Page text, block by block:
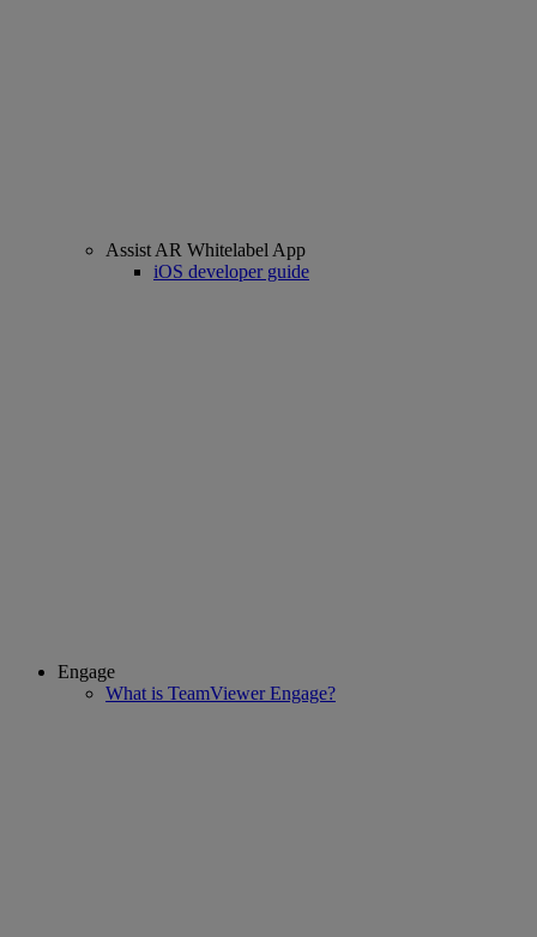
Assist AR Whitelabel App
iOS developer guide
Engage
What is TeamViewer Engage?